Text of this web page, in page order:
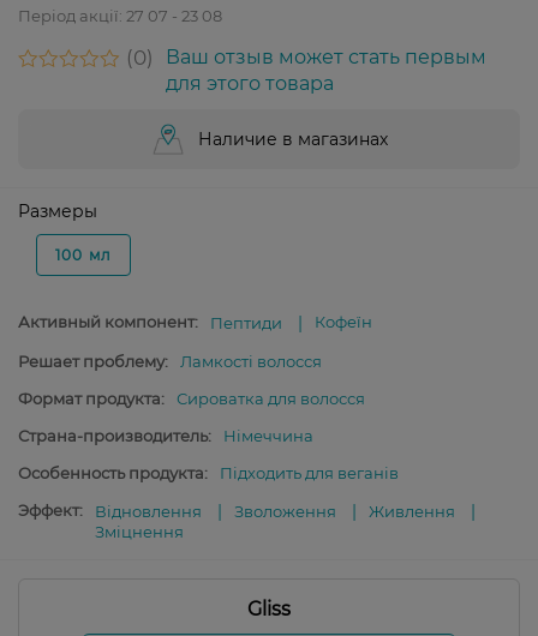
Період акції: 27 07 - 23 08
0
Ваш отзыв может стать первым
для этого товара
Наличие в магазинах
Размеры
100 мл
Активный компонент: Пептиди Кофеїн
Решает проблему:
Ламкості волосся
Формат продукта:
Сироватка для волосся
Страна-производитель:
Німеччина
Особенность продукта:
Підходить для веганів
Эффект:
Відновлення Зволоження
Живлення
Зміцнення
Gliss